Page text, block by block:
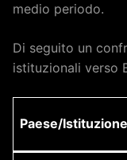
medio periodo.
Di seguito un
istituzionali verso
Paese/Istituzione